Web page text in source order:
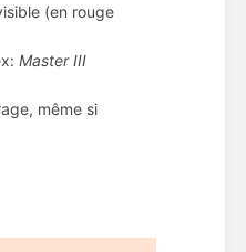
(en rouge
Master III
même si